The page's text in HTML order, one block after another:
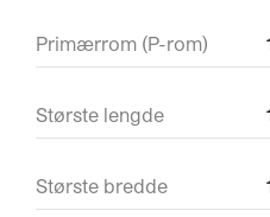
Primærrom (P-rom)
Største lengde
Største bredde